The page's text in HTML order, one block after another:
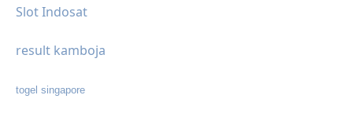
Slot Indosat
result kamboja
togel singapore